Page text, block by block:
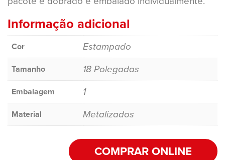
Informação adicional
Cor Estampado
Tamanho 18 Polegadas
Embalagem 1
Material Metalizados
COMPRAR ONLINE